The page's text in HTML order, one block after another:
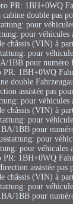
PR: 1BH+0WQ
cabine double pas
pour
pour véhicules
châssis (VIN) à
pour
1BB pour numéro
PR: 1BH+0WQ
double
assistée pas
pour véhicules
châssis (VIN) à
pour
1BB pour
pour
pour véhicules
PR: 1BH+0WQ
assistée
châssis (VIN) à
pour
1BB pour